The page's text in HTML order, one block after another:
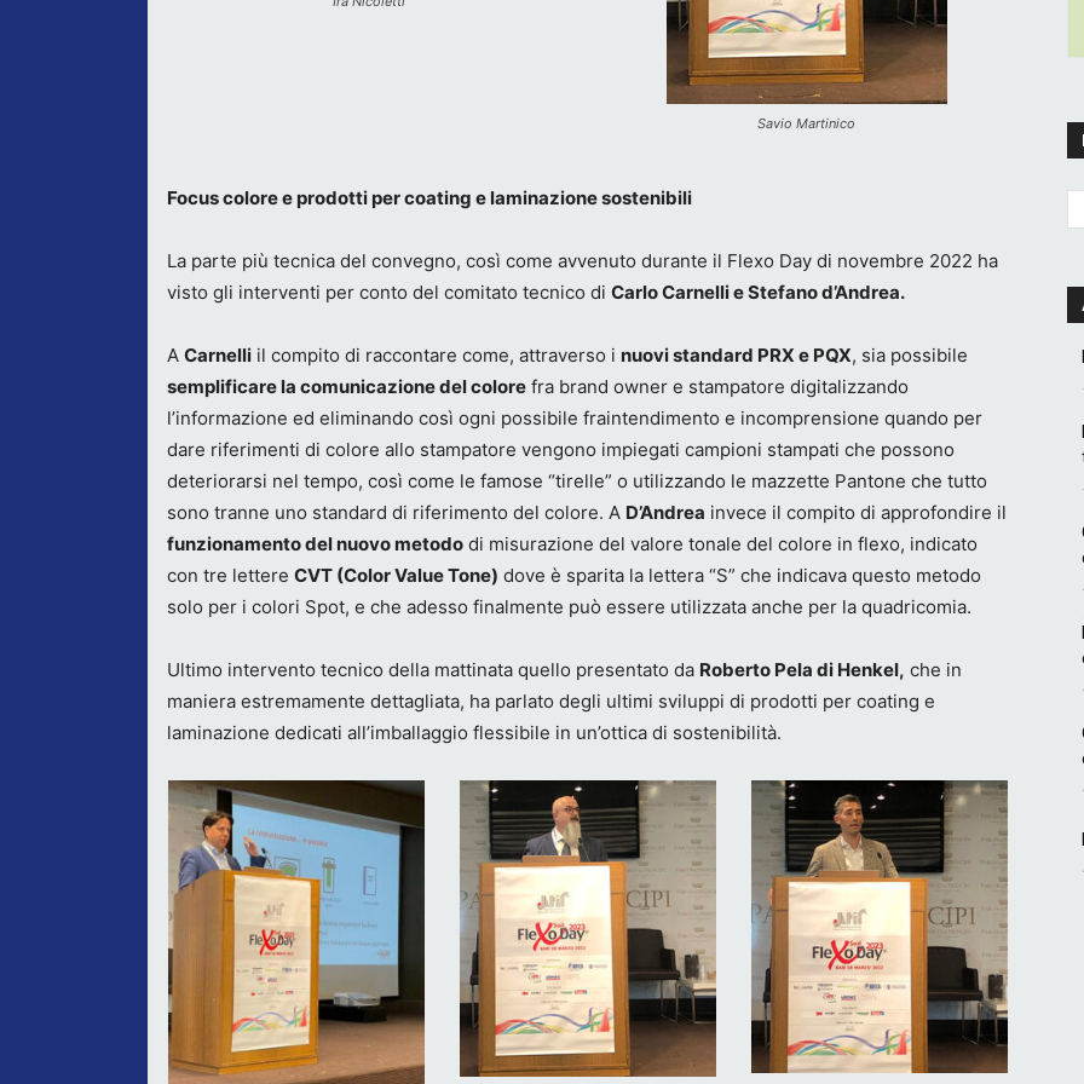
Savio Martinico
Focus colore e prodotti per coating e laminazione sostenibili
La parte più tecnica del convegno, così come avvenuto durante il Flexo Day di novembre 2022 ha
visto gli interventi per conto del comitato tecnico di Carlo Carnelli e Stefano d’Andrea.
A Carnelli il compito di raccontare come, attraverso i nuovi standard PRX e PQX, sia possibile
semplificare la comunicazione del colore fra brand owner e stampatore digitalizzando
l’informazione ed eliminando così ogni possibile fraintendimento e incomprensione quando per
dare riferimenti di colore allo stampatore vengono impiegati campioni stampati che possono
deteriorarsi nel tempo, così come le famose “tirelle” o utilizzando le mazzette Pantone che tutto
sono tranne uno standard di riferimento del colore. A D’Andrea invece il compito di approfondire il
funzionamento del nuovo metodo di misurazione del valore tonale del colore in flexo, indicato
con tre lettere CVT (Color Value Tone) dove è sparita la lettera “S” che indicava questo metodo
solo per i colori Spot, e che adesso finalmente può essere utilizzata anche per la quadricomia.
Ultimo intervento tecnico della mattinata quello presentato da Roberto Pela di Henkel, che in
maniera estremamente dettagliata, ha parlato degli ultimi sviluppi di prodotti per coating e
laminazione dedicati all’imballaggio flessibile in un’ottica di sostenibilità.